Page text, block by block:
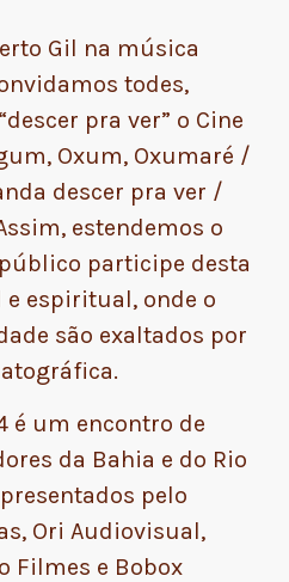
Gil na música
todes,
pra ver” o Cine
Oxum, Oxumaré /
descer pra ver /
estendemos o
participe desta
espiritual, onde o
são exaltados por
é um encontro de
da Bahia e do Rio
pelo
Ori Audiovisual,
Filmes e Bobox